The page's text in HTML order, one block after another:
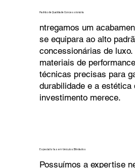
Padrão de Qualidade Concessionária
ntregamos um
se equipara ao alto
concessionárias de luxo.
materiais de
técnicas precisas para
durabilidade e a estética
investimento merece.
Especialistas em Veículos Blindados
Possuímos a expertise